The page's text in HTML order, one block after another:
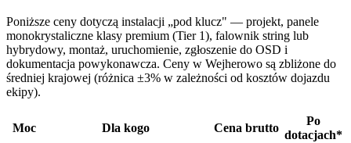
Poniższe ceny dotyczą instalacji „pod klucz" — projekt, panele
monokrystaliczne klasy premium (Tier 1), falownik string lub
hybrydowy, montaż, uruchomienie, zgłoszenie do OSD i
dokumentacja powykonawcza. Ceny w Wejherowo są zbliżone do
średniej krajowej (różnica ±3% w zależności od kosztów dojazdu
ekipy).
Moc Dla kogo Cena brutto
Po
dotacjach*